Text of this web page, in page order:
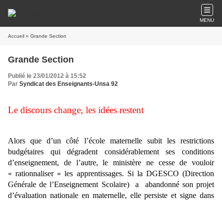
MENU
Accueil » Grande Section
Grande Section
Publié le 23/01/2012 à 15:52
Par Syndicat des Enseignants-Unsa 92
Le discours change, les idées restent
Alors que d’un côté l’école maternelle subit les restrictions
budgétaires qui dégradent considérablement ses conditions
d’enseignement, de l’autre, le ministère ne cesse de vouloir
« rationnaliser » les apprentissages. Si la DGESCO (Direction
Générale de l’Enseignement Scolaire) a abandonné son projet
d’évaluation nationale en maternelle, elle persiste et signe dans